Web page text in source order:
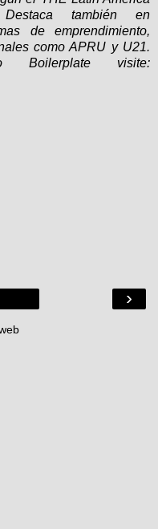
también en
de emprendimiento,
como APRU y U21.
visite:
›